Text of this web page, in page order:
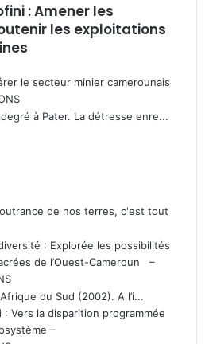
: Amener les
les exploitations
le secteur minier camerounais
à Pater. La détresse enre...
de nos terres, c'est tout
: Explorée les possibilités
de l’Ouest-Cameroun –
du Sud (2002). A l’i...
: Vers la disparition programmée
–